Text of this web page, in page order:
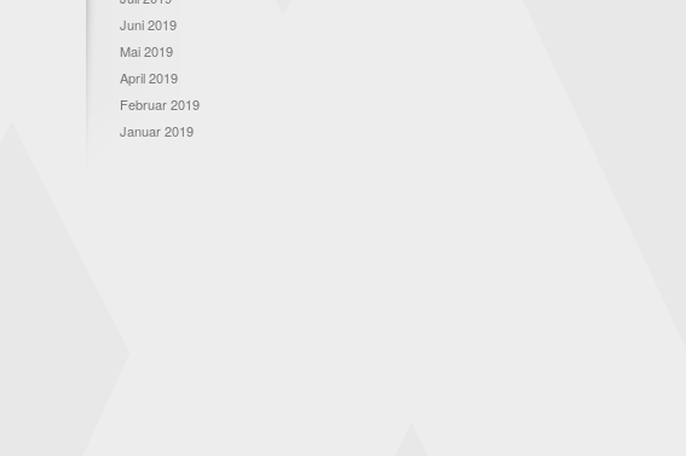
Juni 2019
Mai 2019
April 2019
Februar 2019
Januar 2019